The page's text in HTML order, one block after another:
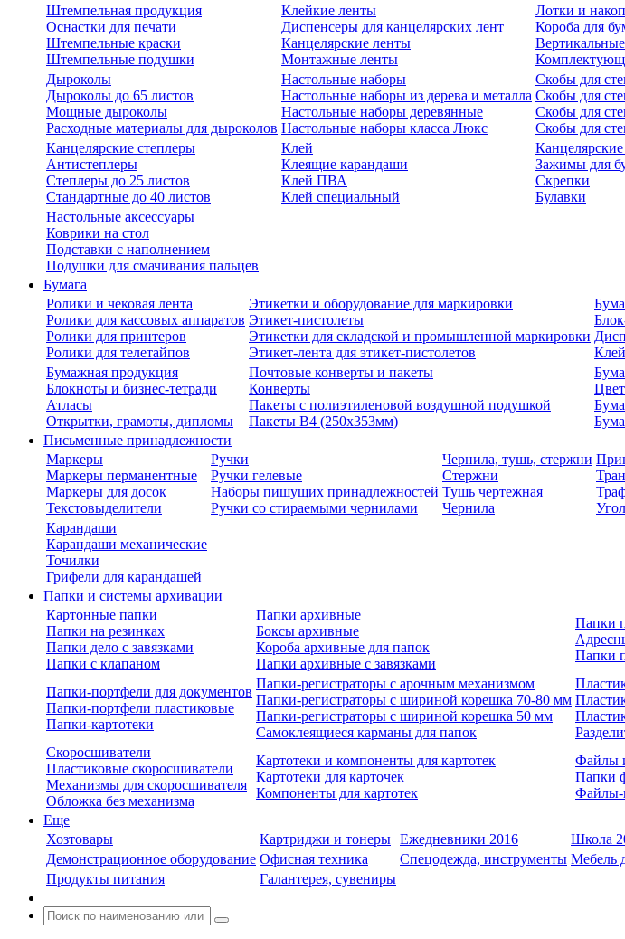
Штемпельная продукция
Оснастки для печати
Штемпельные краски
Штемпельные подушки
Клейкие ленты
Диспенсеры для канцелярских лент
Канцелярские ленты
Монтажные ленты
Лотки и
Короба для
Дыроколы
Дыроколы до 65 листов
Мощные дыроколы
Расходные материалы для дыроколов
Настольные наборы
Настольные наборы из дерева и металла
Настольные наборы деревянные
Настольные наборы класса Люкс
Скобы для
Скобы для
Скобы для
Скобы для
Канцелярские степлеры
Антистеплеры
Степлеры до 25 листов
Стандартные до 40 листов
Клей
Клеящие карандаши
Клей ПВА
Клей специальный
Зажимы для
Скрепки
Булавки
Настольные аксессуары
Коврики на стол
Подставки с наполнением
Подушки для смачивания пальцев
Бумага
Ролики и чековая лента
Ролики для кассовых аппаратов
Ролики для принтеров
Ролики для телетайпов
Этикетки и оборудование для маркировки
Этикет-пистолеты
Этикетки для складской и промышленной маркировки
Этикет-лента для этикет-пистолетов
Бумажная продукция
Блокноты и бизнес-тетради
Атласы
Открытки, грамоты, дипломы
Почтовые конверты и пакеты
Конверты
Пакеты с полиэтиленовой воздушной подушкой
Пакеты В4 (250х353мм)
Письменные принадлежности
Маркеры
Маркеры перманентные
Маркеры для досок
Текстовыделители
Ручки
Ручки гелевые
Наборы пишущих принадлежностей
Ручки со стираемыми чернилами
Чернила, тушь, стержни
Стержни
Тушь чертежная
Чернила
Карандаши
Карандаши механические
Точилки
Грифели для карандашей
Папки и системы архивации
Картонные папки
Папки на резинках
Папки дело с завязками
Папки с клапаном
Папки архивные
Боксы архивные
Короба архивные для папок
Папки архивные с завязками
Папки
Папки
Папки-портфели для документов
Папки-портфели пластиковые
Папки-картотеки
Папки-регистраторы с арочным механизмом
Папки-регистраторы с шириной корешка 70-80 мм
Папки-регистраторы с шириной корешка 50 мм
Самоклеящиеся карманы для папок
Скоросшиватели
Пластиковые скоросшиватели
Механизмы для скоросшивателя
Обложка без механизма
Картотеки и компоненты для картотек
Картотеки для карточек
Компоненты для картотек
Файлы
Папки
Файлы-
Еще
Хозтовары
Картриджи и тонеры Ежедневники 2016
Школа
Демонстрационное оборудование Офисная техника Спецодежда, инструменты Мебель
Продукты питания
Галантерея, сувениры